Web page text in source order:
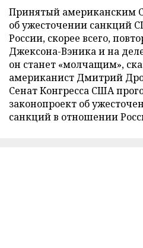
Принятый американским
об ужесточении санкций
России, скорее всего,
Джексона-Вэника и на
он станет «молчащим»,
американист Дмитрий
Сенат Конгресса США
законопроект об
санкций в отношении